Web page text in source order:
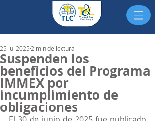
Suspenden los
beneficios del Programa
IMMEX por
incumplimiento de
obligaciones
25 jul 2025 2 min de lectura